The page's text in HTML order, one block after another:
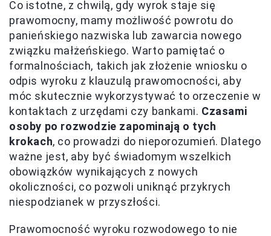
Co istotne, z chwilą, gdy wyrok staje się
prawomocny, mamy możliwość powrotu do
panieńskiego nazwiska lub zawarcia nowego
związku małżeńskiego. Warto pamiętać o
formalnościach, takich jak złożenie wniosku o
odpis wyroku z klauzulą prawomocności, aby
móc skutecznie wykorzystywać to orzeczenie w
kontaktach z urzędami czy bankami. Czasami
osoby po rozwodzie zapominają o tych
krokach, co prowadzi do nieporozumień. Dlatego
ważne jest, aby być świadomym wszelkich
obowiązków wynikających z nowych
okoliczności, co pozwoli uniknąć przykrych
niespodzianek w przyszłości.
Prawomocność wyroku rozwodowego to nie